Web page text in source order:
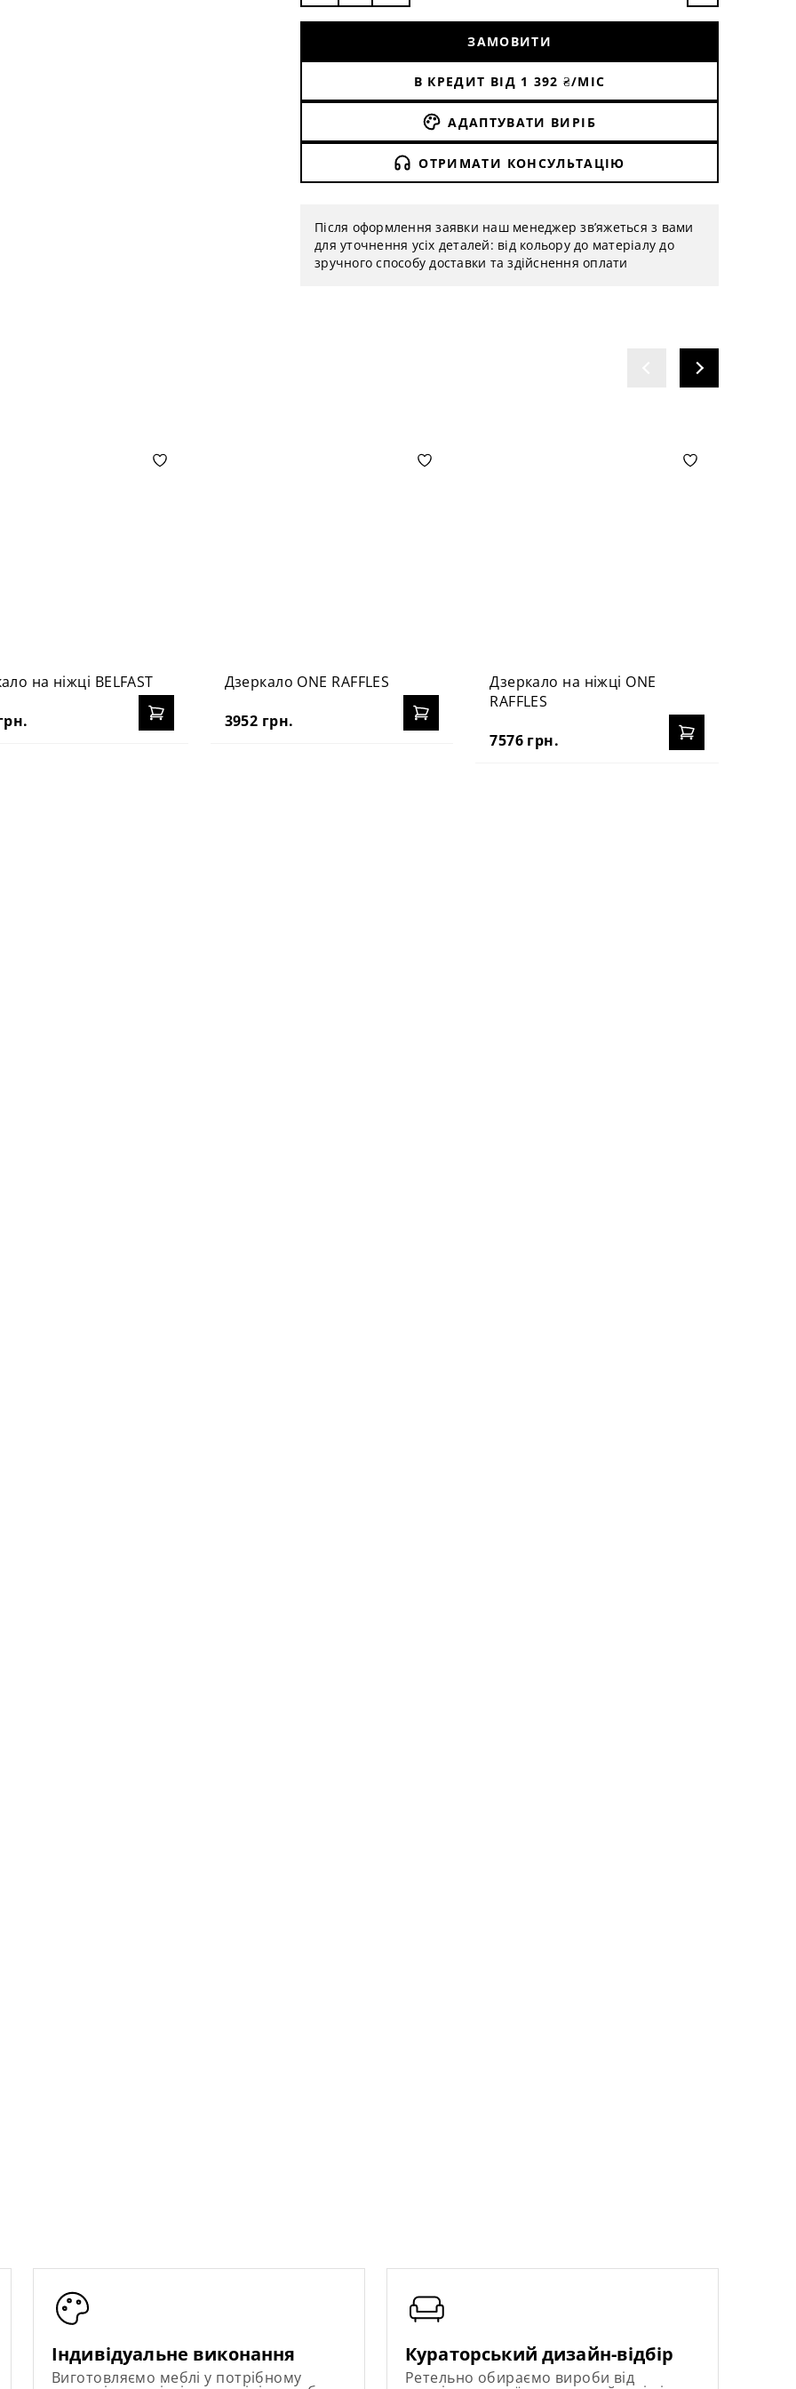
ЗАМОВИТИ
В КРЕДИТ ВІД 1 392 ₴/МІС
АДАПТУВАТИ ВИРІБ
ОТРИМАТИ КОНСУЛЬТАЦІЮ
Після оформлення заявки наш менеджер зв’яжеться з вами
для уточнення усіх деталей: від кольору до матеріалу до
зручного способу доставки та здійснення оплати
на ніжці BELFAST
Дзеркало ONE RAFFLES
3952 грн.
Дзеркало на ніжці ONE
RAFFLES
7576 грн.
Індивідуальне виконання
Виготовляємо меблі у потрібному
Кураторський дизайн-відбір
Ретельно обираємо вироби від